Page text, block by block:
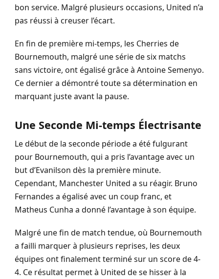
bon service. Malgré plusieurs occasions, United n’a
pas réussi à creuser l’écart.
En fin de première mi-temps, les Cherries de
Bournemouth, malgré une série de six matchs
sans victoire, ont égalisé grâce à Antoine Semenyo.
Ce dernier a démontré toute sa détermination en
marquant juste avant la pause.
Une Seconde Mi-temps Électrisante
Le début de la seconde période a été fulgurant
pour Bournemouth, qui a pris l’avantage avec un
but d’Evanilson dès la première minute.
Cependant, Manchester United a su réagir. Bruno
Fernandes a égalisé avec un coup franc, et
Matheus Cunha a donné l’avantage à son équipe.
Malgré une fin de match tendue, où Bournemouth
a failli marquer à plusieurs reprises, les deux
équipes ont finalement terminé sur un score de 4-
4. Ce résultat permet à United de se hisser à la